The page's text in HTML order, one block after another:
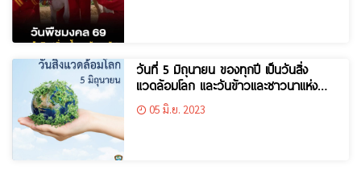
วันที่ 5 มิถุนายน ของทุกปี เป็นวันสิ่ง
แวดล้อมโลก และวันข้าวและชาวนาแห่ง
ชาติ05 มิ.ย. 2023